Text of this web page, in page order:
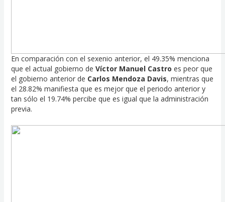
En comparación con el sexenio anterior, el 49.35% menciona
que el actual gobierno de Víctor Manuel Castro es peor que
el gobierno anterior de Carlos Mendoza Davis, mientras que
el 28.82% manifiesta que es mejor que el periodo anterior y
tan sólo el 19.74% percibe que es igual que la administración
previa.